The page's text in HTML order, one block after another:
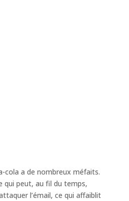
cola a de nombreux méfaits.
qui peut, au fil du temps,
l’émail, ce qui affaiblit